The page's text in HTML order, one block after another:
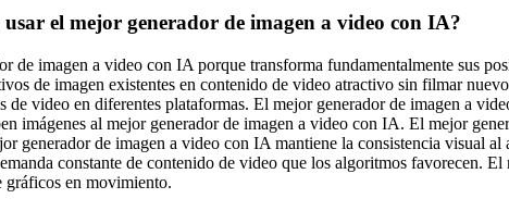
el mejor generador de imagen a video con IA?
de imagen a video con IA porque transforma fundamentalmente sus
de imagen existentes en contenido de video atractivo sin filmar
video en diferentes plataformas. El mejor generador de imagen a
imágenes al mejor generador de imagen a video con IA. El mejor
generador de imagen a video con IA mantiene la consistencia visual al
constante de contenido de video que los algoritmos favorecen.
gráficos en movimiento.